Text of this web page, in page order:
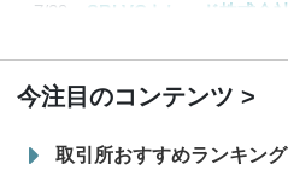
7/29
SBI VCトレード株式会社
今注目のコンテンツ
取引所おすすめランキング